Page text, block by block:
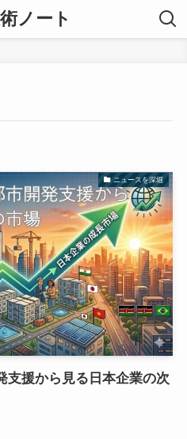
ノート
ニュースを深堀
支援から見る日本企業の次